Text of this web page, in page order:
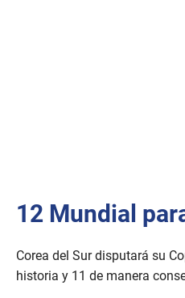
12 Mundial
Corea del Sur disputará su
historia y 11 de manera